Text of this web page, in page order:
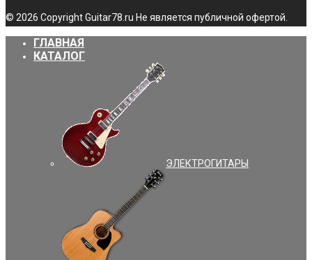
© 2026 Copyright Guitar78.ru Не является публичной офертой.
ГЛАВНАЯ
КАТАЛОГ
ЭЛЕКТРОГИТАРЫ